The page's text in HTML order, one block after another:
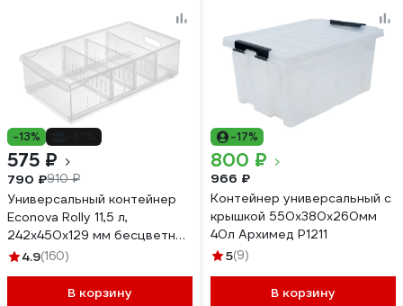
-13%
575 ₽
790 ₽910 ₽
Универсальный контейнер
Econova Rolly 11,5 л,
242x450x129 мм бесцветный
433217401
4.9(160)
В корзину
-17%
800 ₽
966 ₽
Контейнер универсальный с
крышкой 550x380x260мм
40л Архимед Р1211
5(9)
В корзину